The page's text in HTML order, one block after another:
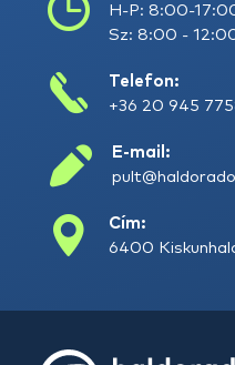
H-P: 8:00-
Sz: 8:00 -
Telefon:
+36 20 945
E-mail:
Cím:
6400